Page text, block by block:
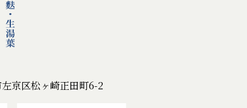
京区松ヶ崎正田町6-2